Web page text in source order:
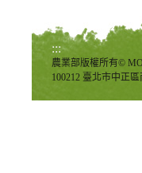
:::
農業部版權所有©
100212 臺北市中正